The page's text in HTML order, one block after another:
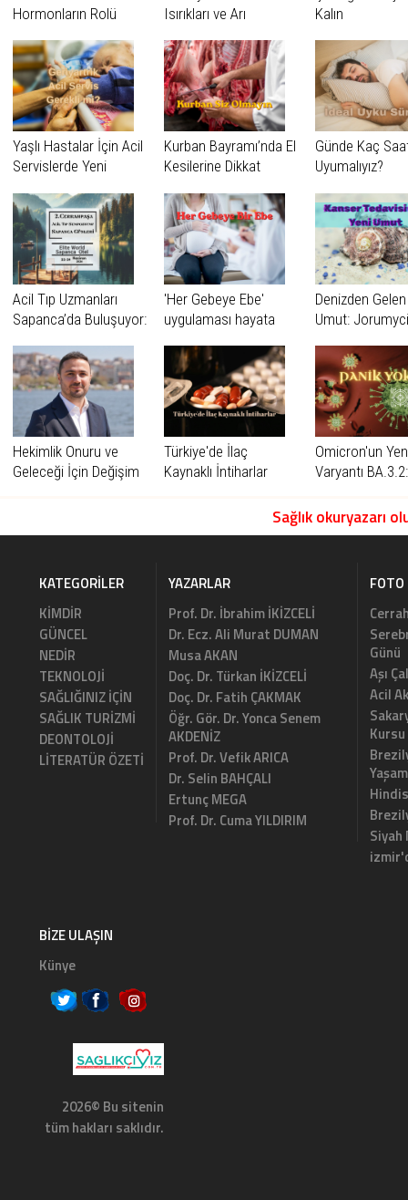
Hormonların Rolü
Isırıkları ve Arı
Kalın
Yaşlı Hastalar İçin Acil
Servislerde Yeni
Servisler
Kurban Bayramı’nda El
Kesilerine Dikkat
Günde Kaç
Uyumalıyız?
Acil Tıp Uzmanları
Sapanca’da Buluşuyor:
Sempozyumu
Sapanca Günleri”
Başlıyor
'Her Gebeye Ebe'
uygulaması hayata
Denizden
Umut:
Hekimlik Onuru ve
Geleceği İçin Değişim
Türkiye'de İlaç
Kaynaklı İntiharlar
Omicron'un
Varyantı
Sağlık okuryazarı
KATEGORILER
KİMDİR
GÜNCEL
NEDİR
TEKNOLOJİ
SAĞLIĞINIZ İÇİN
SAĞLIK TURİZMİ
DEONTOLOJİ
LİTERATÜR ÖZETİ
YAZARLAR
Prof. Dr. İbrahim İKİZCELİ
Dr. Ecz. Ali Murat DUMAN
Musa AKAN
Doç. Dr. Türkan İKİZCELİ
Doç. Dr. Fatih ÇAKMAK
Öğr. Gör. Dr. Yonca Senem
AKDENİZ
Prof. Dr. Vefik ARICA
Dr. Selin BAHÇALI
Ertunç MEGA
Prof. Dr. Cuma YILDIRIM
FOTO
Günü
Aşı
Acil
Kursu
Yaşam
BIZE ULAŞIN
Künye
2026© Bu sitenin
tüm hakları saklıdır.